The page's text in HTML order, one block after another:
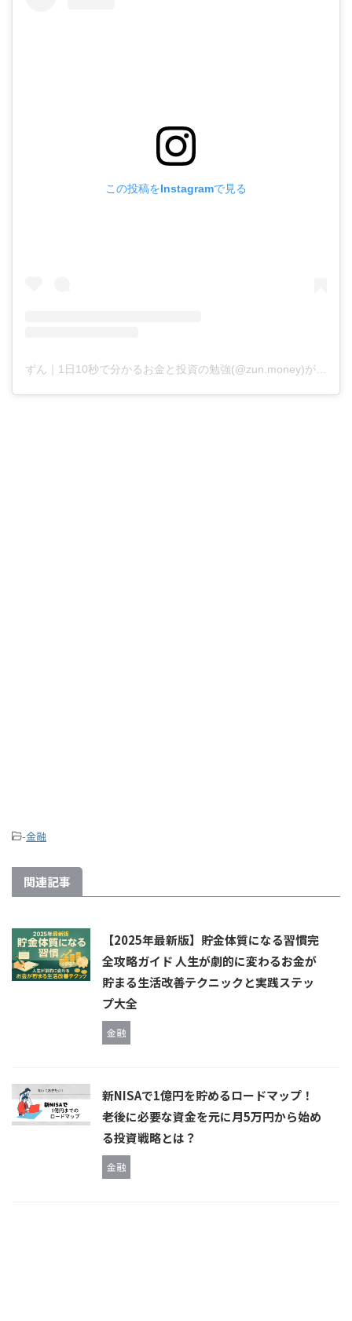
この投稿をInstagramで見る
ずん｜1日10秒で分かるお金と投資の勉強(@zun.money)がシェアした投稿
-金融
関連記事
【2025年最新版】貯金体質になる習慣完
全攻略ガイド 人生が劇的に変わるお金が
貯まる生活改善テクニックと実践ステッ
プ大全
金融
新NISAで1億円を貯めるロードマップ！
老後に必要な資金を元に月5万円から始め
る投資戦略とは？
金融